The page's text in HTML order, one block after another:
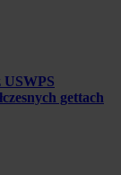
gettach